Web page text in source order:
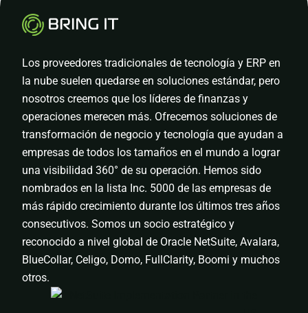
Los proveedores tradicionales de tecnología y ERP en
la nube suelen quedarse en soluciones estándar, pero
nosotros creemos que los líderes de finanzas y
operaciones merecen más. Ofrecemos soluciones de
transformación de negocio y tecnología que ayudan a
empresas de todos los tamaños en el mundo a lograr
una visibilidad 360° de su operación. Hemos sido
nombrados en la lista Inc. 5000 de las empresas de
más rápido crecimiento durante los últimos tres años
consecutivos. Somos un socio estratégico y
reconocido a nivel global de Oracle NetSuite, Avalara,
BlueCollar, Celigo, Domo, FullClarity, Boomi y muchos
otros.